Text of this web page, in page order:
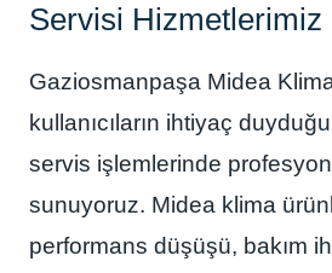
Servisi Hizmetlerimiz
Gaziosmanpaşa Midea
kullanıcıların ihtiyaç
servis işlemlerinde
sunuyoruz. Midea klima
performans düşüşü, bakım